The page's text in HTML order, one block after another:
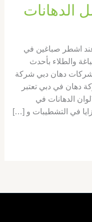
اشطر صباغين في
والطلاء بأحدث
شركات دهان دبي شركة
دهان في دبي تعتبر
الدهانات في
في التشطيبات و […]